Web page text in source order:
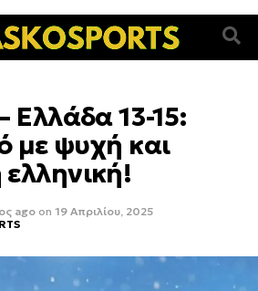
Ελλάδα 13-15:
με ψυχή και
ago on 19 Απριλίου, 2025